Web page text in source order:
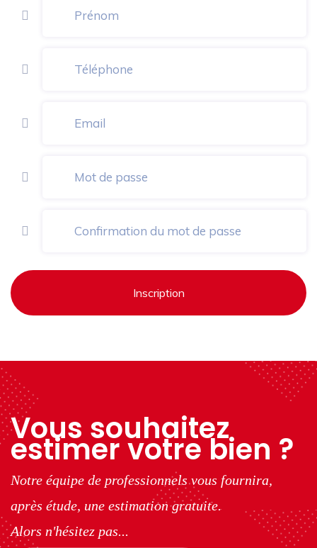
Inscription
Vous souhaitez
estimer votre bien ?
Notre équipe de professionnels vous fournira,
après étude, une estimation gratuite.
Alors n'hésitez pas...